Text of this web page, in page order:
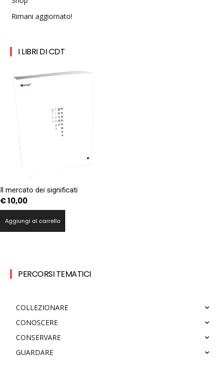
Rimani aggiornato!
I LIBRI DI CDT
Il mercato dei significati
€10,00
Aggiungi al carrello
PERCORSI TEMATICI
COLLEZIONARE
CONOSCERE
CONSERVARE
GUARDARE